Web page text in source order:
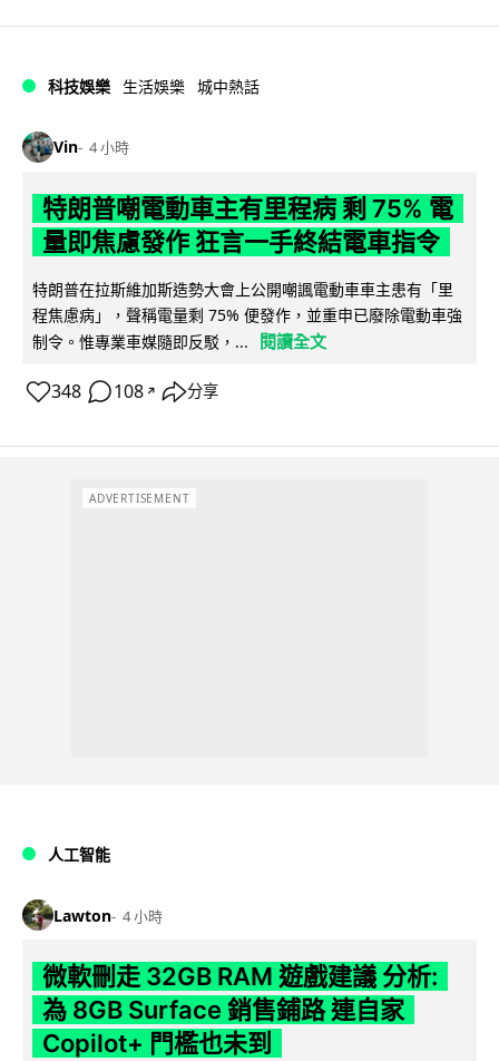
科技娛樂 生活娛樂 城中熱話
Vin 4 小時
特朗普嘲電動車主有里程病 剩 75% 電
量即焦慮發作 狂言一手終結電車指令
特朗普在拉斯維加斯造勢大會上公開嘲諷電動車車主患有「里
程焦慮病」，聲稱電量剩 75% 便發作，並重申已廢除電動車強
制令。惟專業車媒隨即反駁，...
閱讀全文
348 108 ↗ 分享
ADVERTISEMENT
人工智能
Lawton 4 小時
微軟刪走 32GB RAM 遊戲建議 分析:
為 8GB Surface 銷售鋪路 連自家
Copilot+ 門檻也未到